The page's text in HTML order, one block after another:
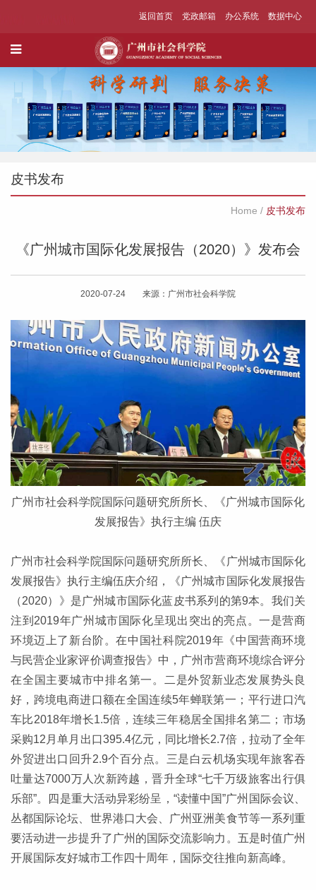
返回首页 党政邮箱 办公系统 数据中心
皮书发布
Home / 皮书发布
《广州城市国际化发展报告（2020）》发布会
2020-07-24 来源：广州市社会科学院
广州市社会科学院国际问题研究所所长、《广州城市国际化
发展报告》执行主编 伍庆
广州市社会科学院国际问题研究所所长、《广州城市国际化
发展报告》执行主编伍庆介绍，《广州城市国际化发展报告
（2020）》是广州城市国际化蓝皮书系列的第9本。我们关
注到2019年广州城市国际化呈现出突出的亮点。一是营商
环境迈上了新台阶。在中国社科院2019年《中国营商环境
与民营企业家评价调查报告》中，广州市营商环境综合评分
在全国主要城市中排名第一。二是外贸新业态发展势头良
好，跨境电商进口额在全国连续5年蝉联第一；平行进口汽
车比2018年增长1.5倍，连续三年稳居全国排名第二；市场
采购12月单月出口395.4亿元，同比增长2.7倍，拉动了全年
外贸进出口回升2.9个百分点。三是白云机场实现年旅客吞
吐量达7000万人次新跨越，晋升全球“七千万级旅客出行俱
乐部”。四是重大活动异彩纷呈，“读懂中国”广州国际会议、
丛都国际论坛、世界港口大会、广州亚洲美食节等一系列重
要活动进一步提升了广州的国际交流影响力。五是时值广州
开展国际友好城市工作四十周年，国际交往推向新高峰。